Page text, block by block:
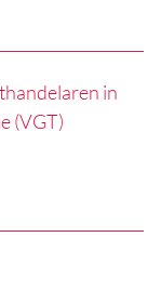
in
(VGT)